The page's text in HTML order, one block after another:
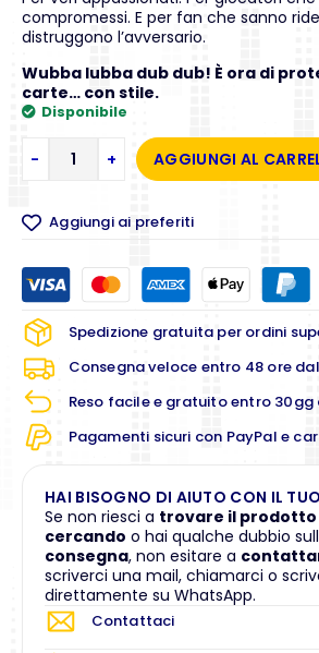
compromessi. E per fan che sanno
distruggono l’avversario.
Wubba lubba dub dub! È ora di
carte… con stile.
Disponibile
- + AGGIUNGI AL
Aggiungi ai preferiti
Spedizione gratuita per ordini
Consegna veloce entro 48 ore
Reso facile e gratuito entro
Pagamenti sicuri con PayPal e
HAI BISOGNO DI AIUTO CON IL
Se non riesci a trovare il prodotto
cercando o hai qualche dubbio
consegna, non esitare a
scriverci una mail, chiamarci o
direttamente su WhatsApp.
Contattaci